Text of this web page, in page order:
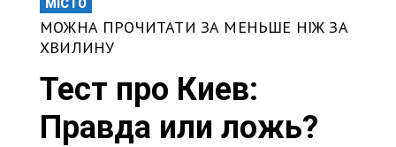
МІСТО
МОЖНА ПРОЧИТАТИ ЗА МЕНЬШЕ НІЖ ЗА
ХВИЛИНУ
Тест про Киев:
Правда или ложь?